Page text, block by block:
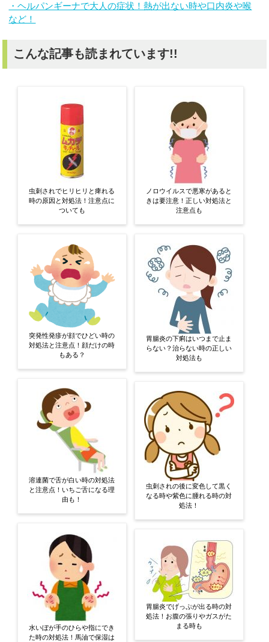
・ヘルパンギーナで大人の症状！熱が出ない時や口内炎や喉
など！
こんな記事も読まれています!!
虫刺されでヒリヒリと痺れる
時の原因と対処法！注意点に
ついても
突発性発疹が顔でひどい時の
対処法と注意点！顔だけの時
もある？
溶連菌で舌が白い時の対処法
と注意点！いちご舌になる理
由も！
水いぼが手のひらや指にでき
た時の対処法！馬油で保湿は
ノロウイルスで悪寒があると
きは要注意！正しい対処法と
注意点も
胃腸炎の下痢はいつまで止ま
らない？治らない時の正しい
対処法も
虫刺されの後に変色して黒く
なる時や紫色に腫れる時の対
処法！
胃腸炎でげっぷが出る時の対
処法！お腹の張りやガスがた
まる時も